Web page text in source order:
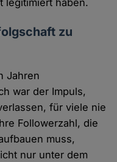
legitimiert haben.
zu
Jahren
war der Impuls,
für viele nie
Followerzahl, die
muss,
nur unter dem